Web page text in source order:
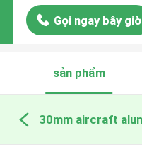
Gọi ngay bây giờ
sản phẩm